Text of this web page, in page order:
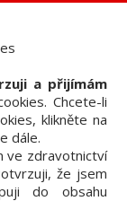
a přijímám
Chcete-li
klikněte na
dále.
ve zdravotnictví
že jsem
do obsahu